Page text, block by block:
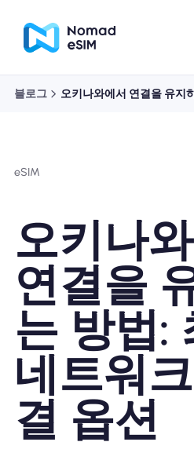
쇼핑
eSIM 정보
왜 Nomad eSIM?
eSIM 사용법
블로그
eSIM
오키나
연결을
는 방법:
네트워
결 옵션